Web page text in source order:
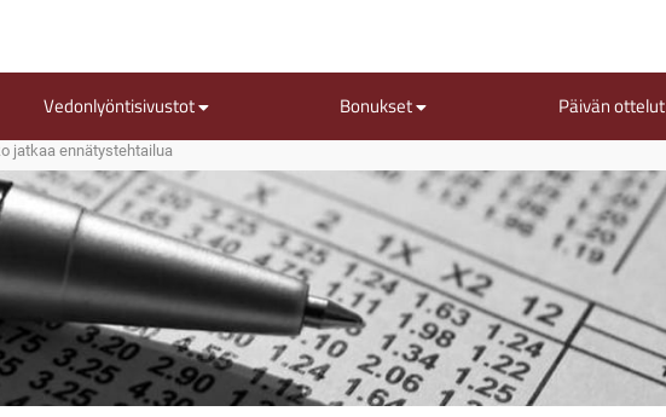
Vedonlyöntisivustot Bonukset Päivän ottelut
jatkaa ennätystehtailua